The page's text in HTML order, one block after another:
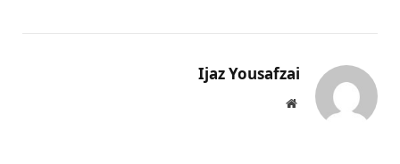
Ijaz Yousafzai
Website